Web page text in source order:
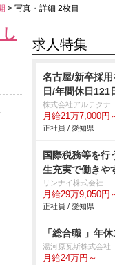
> 写真・詳細 2枚目
求人特集
名古屋/新卒採
日/年間休日121
株式会社アルテクナ
月給21万7,000円
正社員 / 愛知県
国際税務等を行
生充実で働きや
リンナイ株式会社
月給29万9,050円
正社員 / 愛知県
「総合職 」年
湯河原瓦斯株式会社
月給24万円～